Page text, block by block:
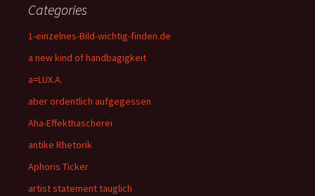
Categories
1-einzelnes-Bild-wichtig-finden.de
a new kind of handbagigkeit
a=LUX.A.
aber ordentlich aufgegessen
Aha-Effekthascherei
antike Rhetorik
Aphoris Ticker
artist statement tauglich